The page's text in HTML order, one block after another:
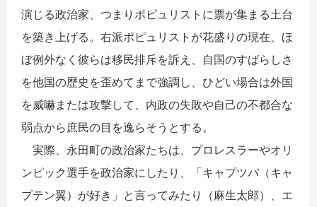
演じる政治家、つまりポピュリストに票が集まる土台
を築き上げる。右派ポピュリストが花盛りの現在、ほ
ぼ例外なく彼らは移民排斥を訴え、自国のすばらしさ
を他国の歴史を歪めてまで強調し、ひどい場合は外国
を威嚇または攻撃して、内政の失敗や自己の不都合な
弱点から庶民の目を逸らそうとする。
実際、永田町の政治家たちは、プロレスラーやオリ
ンピック選手を政治家にしたり、「キャプツバ（キャ
プテン翼）が好き」と言ってみたり（麻生太郎）、エ